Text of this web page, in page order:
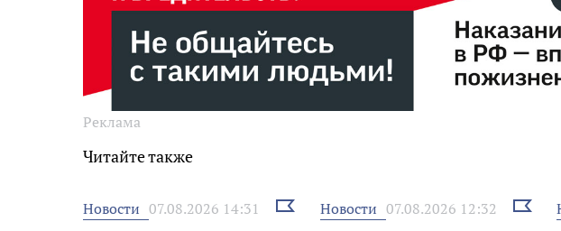
Реклама
Читайте также
Новости 07.08.2026 14:31
Выбрать
новость
Новости 07.08.2026 12:32
новость